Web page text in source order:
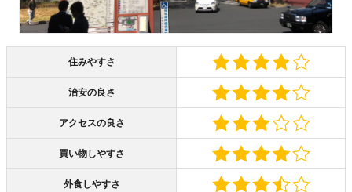
住みやすさ
治安の良さ
アクセスの良さ
買い物しやすさ
外食しやすさ